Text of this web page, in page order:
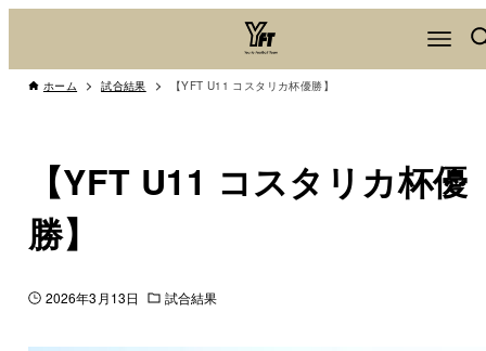
ホーム 試合結果 【YFT U11 コスタリカ杯優勝】
【YFT U11 コスタリカ杯優
勝】
2026年3月13日 試合結果